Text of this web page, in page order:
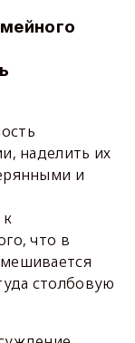
наделить их
и
что в
столбовую